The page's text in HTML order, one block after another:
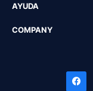
AYUDA
COMPANY